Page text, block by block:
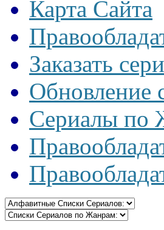
Карта Сайта
Заказать
Обновление
Сериалы по